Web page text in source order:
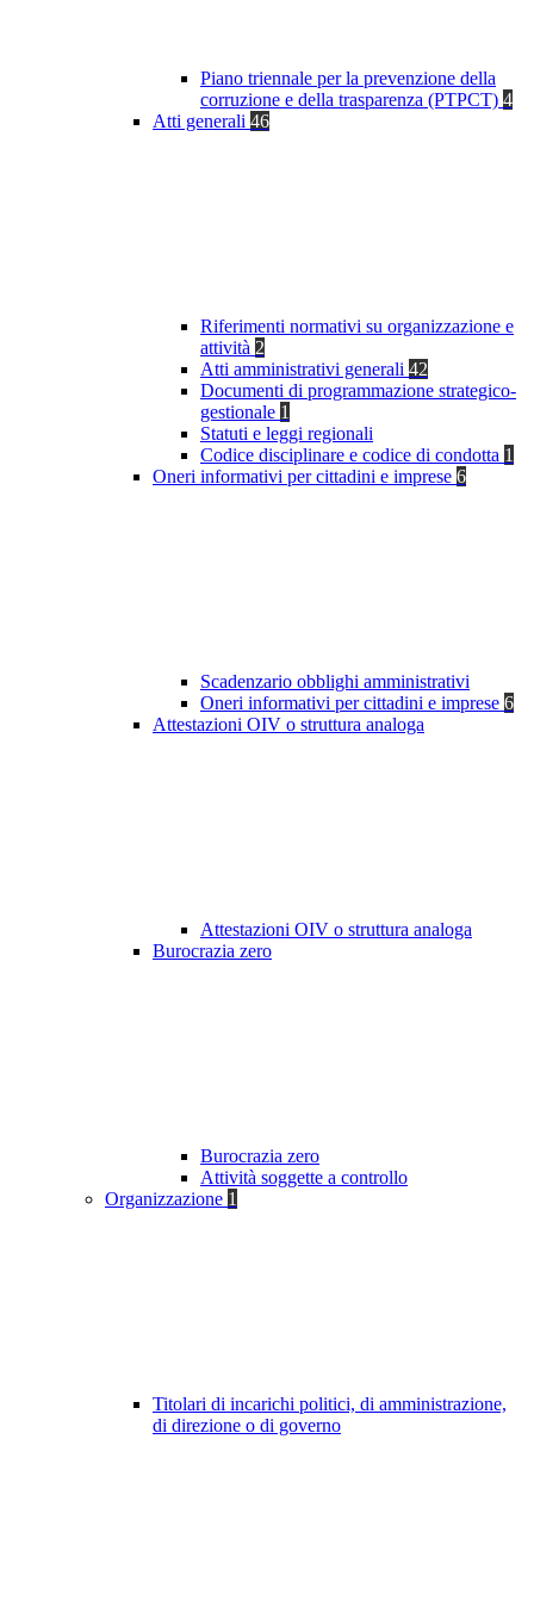
Piano triennale per la prevenzione della
corruzione e della trasparenza (PTPCT) 4
Atti generali 46
Riferimenti normativi su organizzazione e
attività 2
Atti amministrativi generali 42
Documenti di programmazione strategico-
gestionale 1
Statuti e leggi regionali
Codice disciplinare e codice di condotta 1
Oneri informativi per cittadini e imprese 6
Scadenzario obblighi amministrativi
Oneri informativi per cittadini e imprese 6
Attestazioni OIV o struttura analoga
Attestazioni OIV o struttura analoga
Burocrazia zero
Burocrazia zero
Attività soggette a controllo
Organizzazione 1
Titolari di incarichi politici, di amministrazione,
di direzione o di governo